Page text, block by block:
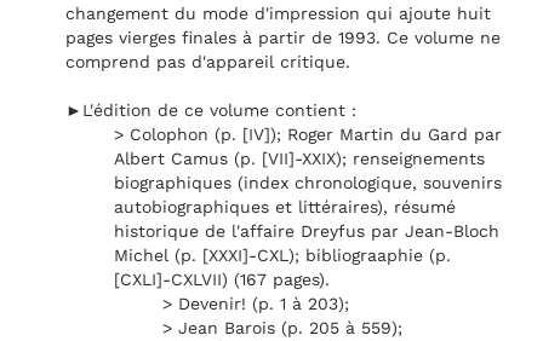
changement du mode d'impression qui ajoute huit
pages vierges finales à partir de 1993. Ce volume ne
comprend pas d'appareil critique.
►L'édition de ce volume contient :
> Colophon (p. [IV]); Roger Martin du Gard par
Albert Camus (p. [VII]-XXIX); renseignements
biographiques (index chronologique, souvenirs
autobiographiques et littéraires), résumé
historique de l'affaire Dreyfus par Jean-Bloch
Michel (p. [XXXI]-CXL); bibliograaphie (p.
[CXLI]-CXLVII) (167 pages).
> Devenir! (p. 1 à 203);
> Jean Barois (p. 205 à 559);